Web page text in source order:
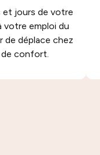
et jours de votre
votre emploi du
de déplace chez
de confort.